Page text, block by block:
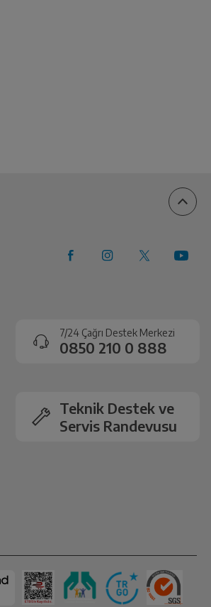
7/24 Çağrı Destek Merkezi
0850 210 0 888
Teknik Destek ve
Servis Randevusu